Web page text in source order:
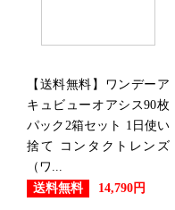
【送料無料】ワンデーア
キュビューオアシス90枚
パック2箱セット 1日使い
捨て コンタクトレンズ
（ワ...
送料無料
14,790円